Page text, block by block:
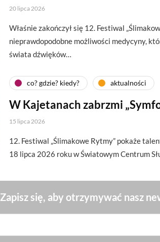
20 lipca 2026
Właśnie zakończył się 12. Festiwal
nieprawdopodobne możliwości medycyny,
świata dźwięków…
co? gdzie? kiedy? aktualności
W Kajetanach zabrzmi
15 lipca 2026
12. Festiwal „Ślimakowe Rytmy” pokaże
18 lipca 2026 roku w Światowym Centrum
Zapisz się, aby otrzymywać nasz